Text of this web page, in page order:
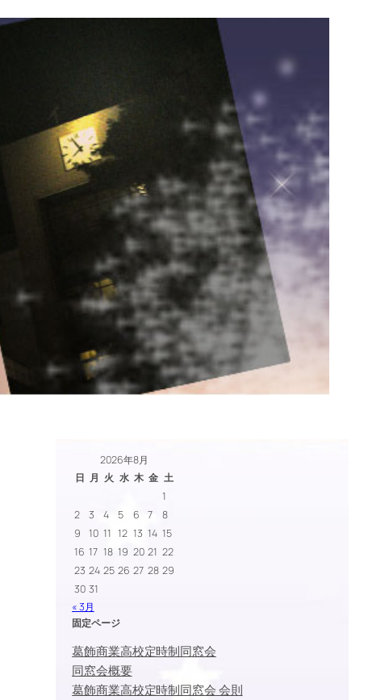
2026年8月
日 月 火 水 木 金 土
1
2
3 4 5 6 7
8
9
10 11 12 13 14 15
16 17 18 19 20 21 22
23 24 25 26 27 28 29
30 31
« 3月
固定ページ
葛飾商業高校定時制同窓会
同窓会概要
葛飾商業高校定時制同窓会 会則